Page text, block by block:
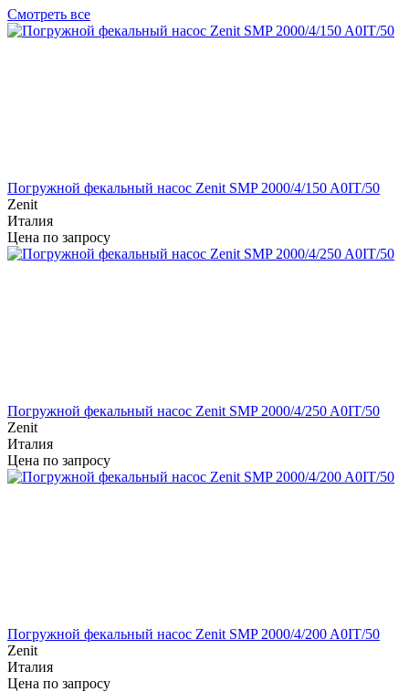
Смотреть все
Погружной фекальный насос Zenit SMP 2000/4/150 A0IT/50
Zenit
Италия
Цена по запросу
Погружной фекальный насос Zenit SMP 2000/4/250 A0IT/50
Zenit
Италия
Цена по запросу
Погружной фекальный насос Zenit SMP 2000/4/200 A0IT/50
Zenit
Италия
Цена по запросу